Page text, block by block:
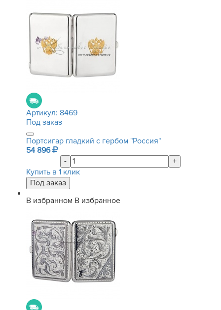
Артикул: 8469
Под заказ
Портсигар гладкий с гербом "Россия"
54 896
-
+
Купить в 1 клик
В избранном В избранное